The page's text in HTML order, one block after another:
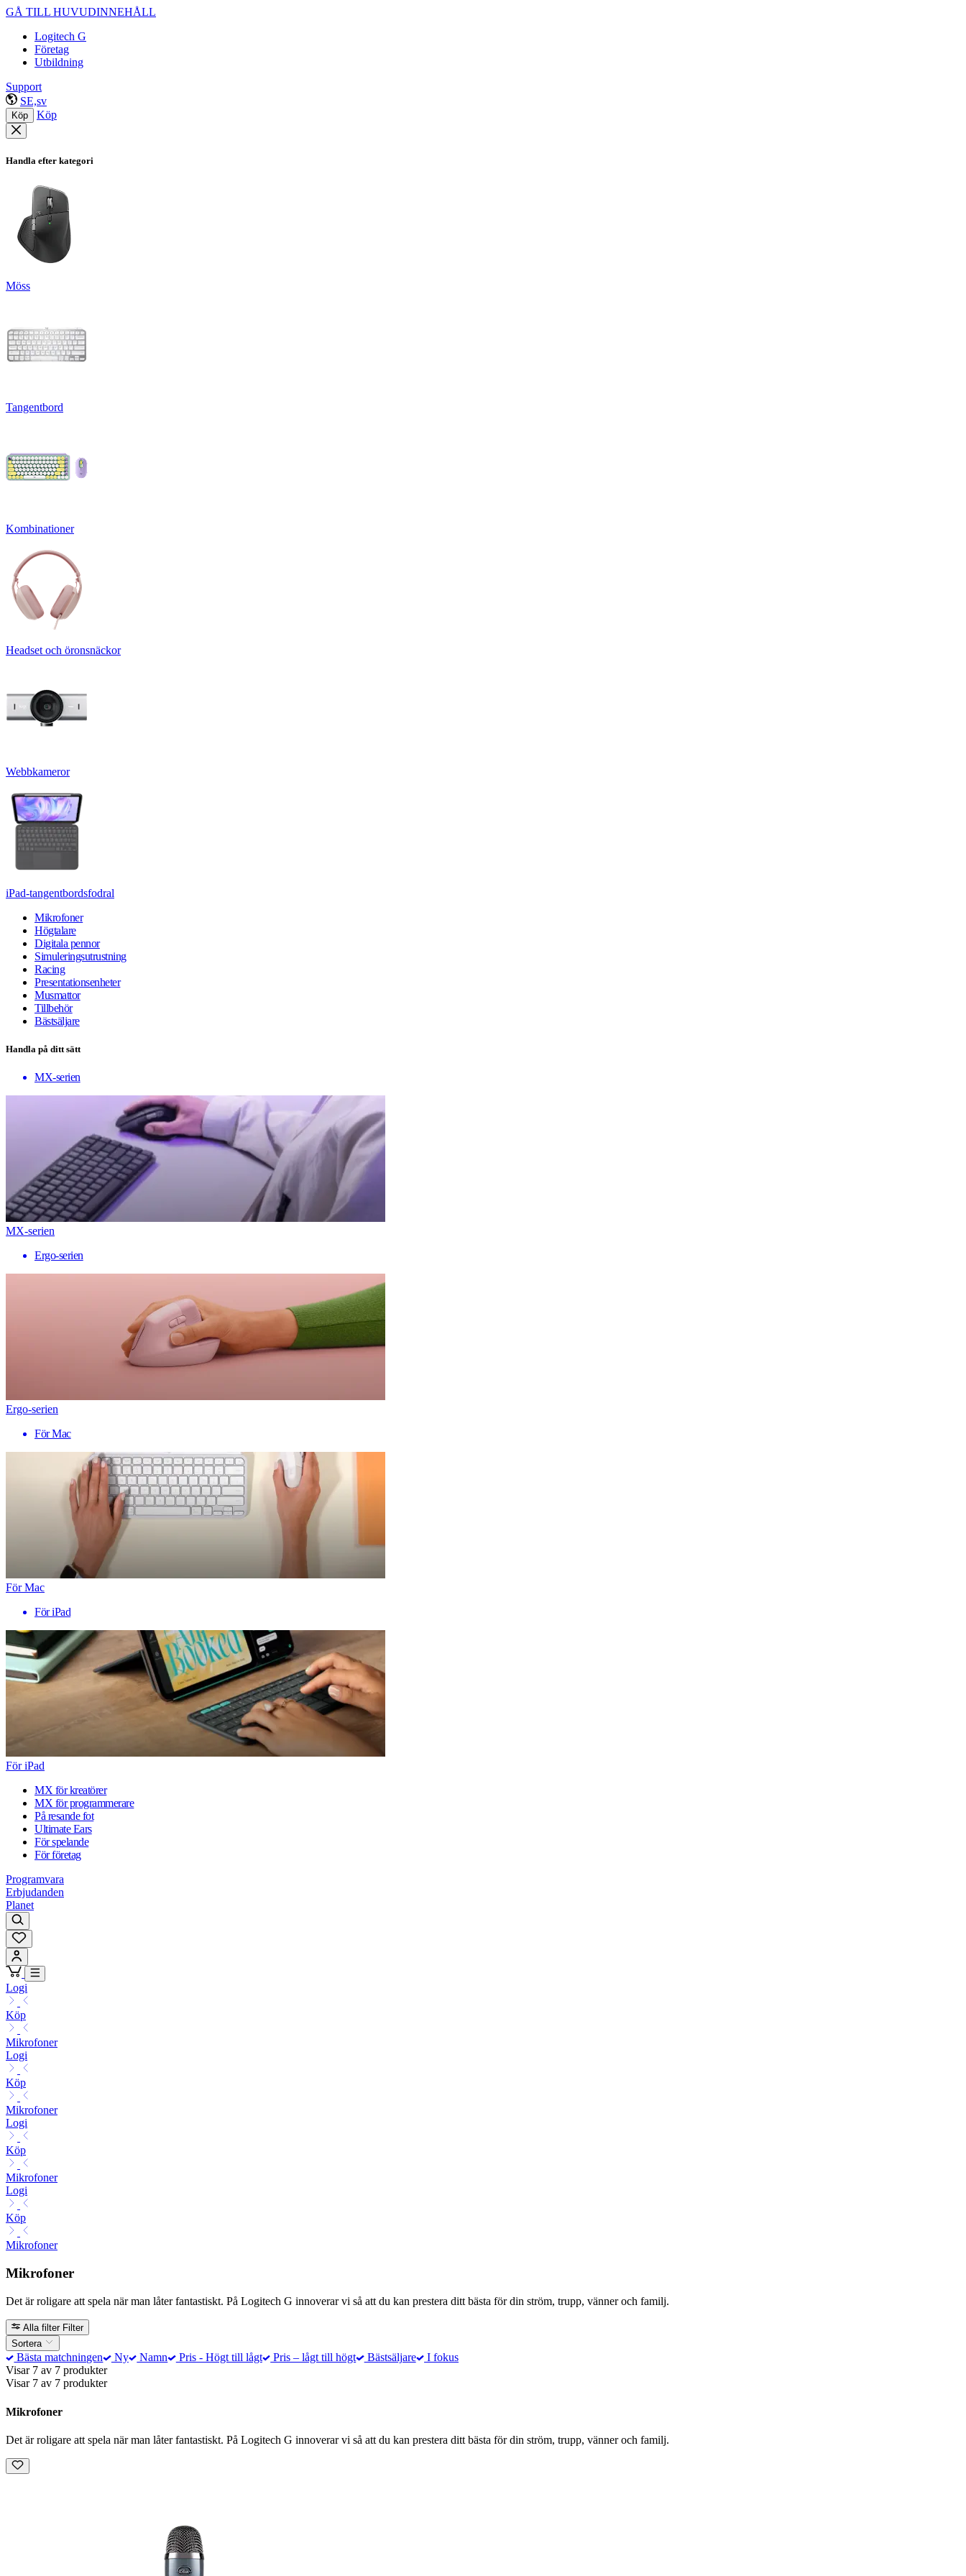
GÅ TILL HUVUDINNEHÅLL
Logitech G
Företag
Utbildning
Support
SE,sv
Köp Köp
Handla efter kategori
Möss
Tangentbord
Kombinationer
Headset och öronsnäckor
Webbkameror
iPad-tangentbordsfodral
Mikrofoner
Högtalare
Digitala pennor
Simuleringsutrustning
Racing
Presentationsenheter
Musmattor
Tillbehör
Bästsäljare
Handla på ditt sätt
MX-serien
MX-serien
Ergo-serien
Ergo-serien
För Mac
För Mac
För iPad
För iPad
MX för kreatörer
MX för programmerare
På resande fot
Ultimate Ears
För spelande
För företag
Programvara
Erbjudanden
Planet
Logi
Köp
Mikrofoner
Logi
Köp
Mikrofoner
Logi
Köp
Mikrofoner
Logi
Köp
Mikrofoner
Mikrofoner
Det är roligare att spela när man låter fantastiskt. På Logitech G innoverar vi så att du kan prestera ditt bästa för din ström, trupp, vänner och familj.
Alla filter Filter
Sortera
Bästa matchningen Ny Namn Pris - Högt till lågt Pris – lågt till högt Bästsäljare
I fokus
Visar 7 av 7 produkter
Visar 7 av 7 produkter
Mikrofoner
Det är roligare att spela när man låter fantastiskt. På Logitech G innoverar vi så att du kan prestera ditt bästa för din ström, trupp, vänner och familj.